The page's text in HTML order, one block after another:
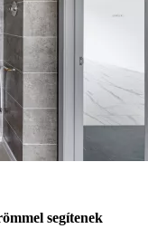
segítenek